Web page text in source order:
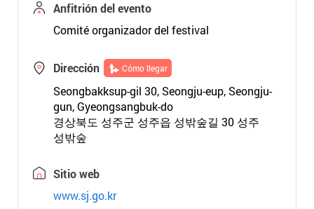
Anfitrión del evento
Comité organizador del festival
Dirección Cómo llegar
Seongbakksup-gil 30, Seongju-eup, Seongju-
gun, Gyeongsangbuk-do
경상북도 성주군 성주읍 성밖숲길 30 성주
성밖숲
Sitio web
www.sj.go.kr